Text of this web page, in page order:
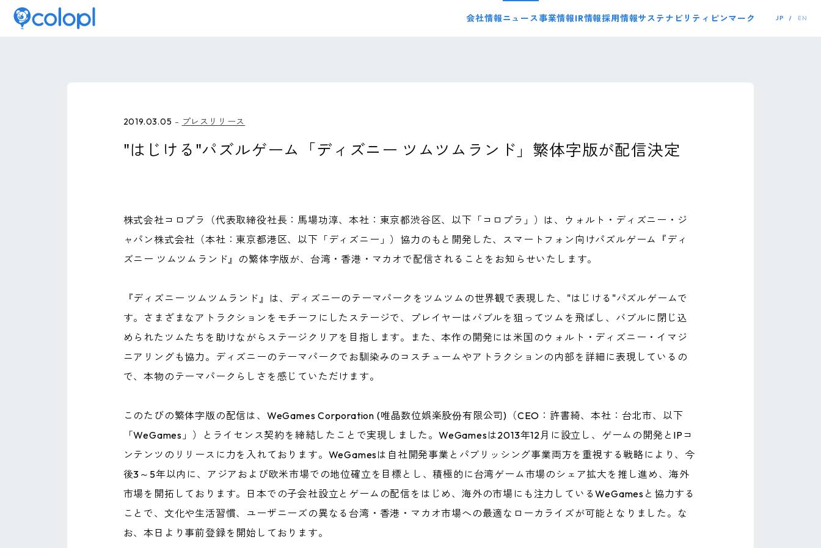
会社情報ニュース事業情報IR情報採用情報サステナビリティ ピンマーク JP EN
2019.03.05 プレスリリース
"はじける"パズルゲーム「ディズニー ツムツムランド」繁体字版が配信決定
株式会社コロプラ（代表取締役社長：馬場功淳、本社：東京都渋谷区、以下「コロプラ」）は、ウォルト・ディズニー・ジ
ャパン株式会社（本社：東京都港区、以下「ディズニー」）協力のもと開発した、スマートフォン向けパズルゲーム『ディ
ズニー ツムツムランド』の繁体字版が、台湾・香港・マカオで配信されることをお知らせいたします。
『ディズニー ツムツムランド』は、ディズニーのテーマパークをツムツムの世界観で表現した、"はじける"パズルゲームで
す。さまざまなアトラクションをモチーフにしたステージで、プレイヤーはバブルを狙ってツムを飛ばし、バブルに閉じ込
められたツムたちを助けながらステージクリアを目指します。また、本作の開発には米国のウォルト・ディズニー・イマジ
ニアリングも協力。ディズニーのテーマパークでお馴染みのコスチュームやアトラクションの内部を詳細に表現しているの
で、本物のテーマパークらしさを感じていただけます。
このたびの繁体字版の配信は、WeGames Corporation (唯晶数位娯楽股份有限公司)（CEO：許書綺、本社：台北市、以下
「WeGames」）とライセンス契約を締結したことで実現しました。WeGamesは2013年12月に設立し、ゲームの開発とIPコ
ンテンツのリリースに力を入れております。WeGamesは自社開発事業とパブリッシング事業両方を重視する戦略により、今
後3～5年以内に、アジアおよび欧米市場での地位確立を目標とし、積極的に台湾ゲーム市場のシェア拡大を推し進め、海外
市場を開拓しております。日本での子会社設立とゲームの配信をはじめ、海外の市場にも注力しているWeGamesと協力する
ことで、文化や生活習慣、ユーザニーズの異なる台湾・香港・マカオ市場への最適なローカライズが可能となりました。な
お、本日より事前登録を開始しております。